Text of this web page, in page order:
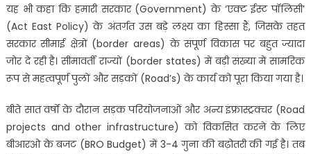
यह भी कहा कि हमारी सरकार (Government) के ‘एक्ट ईस्ट पॉलिसी’
(Act East Policy) के अंतर्गत उस बड़े लक्ष्य का हिस्सा हैं, जिसके तहत
सरकार सीमाई क्षेत्रों (border areas) के संपूर्ण विकास पर बहुत ज्यादा
जोर दे रही है। सीमावर्ती राज्यों (border states) में बड़ी संख्या में सामरिक
रूप से महत्वपूर्ण पुलों और सड़कों (Road’s) के कार्य को पूरा किया गया है।
बीते सात वर्षों के दौरान सड़क परियोजनाओं और अन्य इंफ्रास्ट्रक्चर (Road
projects and other infrastructure) को विकसित करने के लिए
बीआरओ के बजट (BRO Budget) में 3-4 गुना की बढ़ोतरी की गई है। तब